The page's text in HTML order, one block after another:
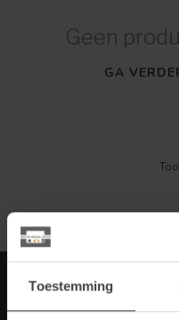
Toestemming
Geen
GA
Meld je aan voor
scherpe acties